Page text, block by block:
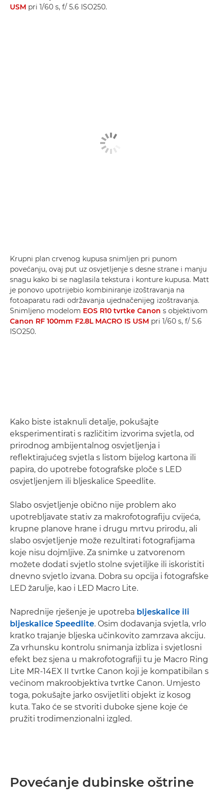
USM pri 1/60 s, f/ 5.6 ISO250.
Krupni plan crvenog kupusa snimljen pri punom
povećanju, ovaj put uz osvjetljenje s desne strane i manju
snagu kako bi se naglasila tekstura i konture kupusa. Matt
je ponovo upotrijebio kombiniranje izoštravanja na
fotoaparatu radi održavanja ujednačenijeg izoštravanja.
Snimljeno modelom EOS R10 tvrtke Canon s objektivom
Canon RF 100mm F2.8L MACRO IS USM pri 1/60 s, f/ 5.6
ISO250.
Kako biste istaknuli detalje, pokušajte
eksperimentirati s različitim izvorima svjetla, od
prirodnog ambijentalnog osvjetljenja i
reflektirajućeg svjetla s listom bijelog kartona ili
papira, do upotrebe fotografske ploče s LED
osvjetljenjem ili bljeskalice Speedlite.
Slabo osvjetljenje obično nije problem ako
upotrebljavate stativ za makrofotografiju cvijeća,
krupne planove hrane i drugu mrtvu prirodu, ali
slabo osvjetljenje može rezultirati fotografijama
koje nisu dojmljive. Za snimke u zatvorenom
možete dodati svjetlo stolne svjetiljke ili iskoristiti
dnevno svjetlo izvana. Dobra su opcija i fotografske
LED žarulje, kao i LED Macro Lite.
Naprednije rješenje je upotreba bljeskalice ili
bljeskalice Speedlite. Osim dodavanja svjetla, vrlo
kratko trajanje bljeska učinkovito zamrzava akciju.
Za vrhunsku kontrolu snimanja izbliza i svjetlosni
efekt bez sjena u makrofotografiji tu je Macro Ring
Lite MR-14EX II tvrtke Canon koji je kompatibilan s
većinom makroobjektiva tvrtke Canon. Umjesto
toga, pokušajte jarko osvijetliti objekt iz kosog
kuta. Tako će se stvoriti duboke sjene koje će
pružiti trodimenzionalni izgled.
Povećanje dubinske oštrine